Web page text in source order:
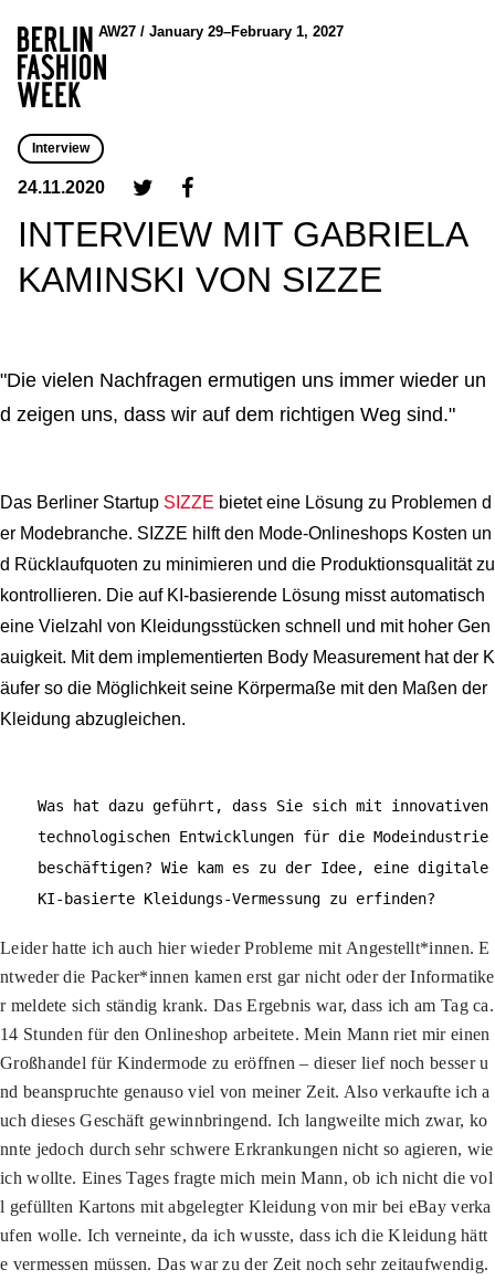
AW27 / January 29–February 1, 2027
Interview
24.11.2020
INTERVIEW MIT GABRIELA
KAMINSKI VON SIZZE
"Die vielen Nachfragen ermutigen uns immer wieder un
d zeigen uns, dass wir auf dem richtigen Weg sind."
Das Berliner Startup SIZZE bietet eine Lösung zu Problemen d
er Modebranche. SIZZE hilft den Mode-Onlineshops Kosten un
d Rücklaufquoten zu minimieren und die Produktionsqualität zu
kontrollieren. Die auf KI-basierende Lösung misst automatisch
eine Vielzahl von Kleidungsstücken schnell und mit hoher Gen
auigkeit. Mit dem implementierten Body Measurement hat der K
äufer so die Möglichkeit seine Körpermaße mit den Maßen der
Kleidung abzugleichen.
Was hat dazu geführt, dass Sie sich mit innovativen
technologischen Entwicklungen für die Modeindustrie
beschäftigen? Wie kam es zu der Idee, eine digitale
KI-basierte Kleidungs-Vermessung zu erfinden?
Leider hatte ich auch hier wieder Probleme mit Angestellt*innen. E
ntweder die Packer*innen kamen erst gar nicht oder der Informatike
r meldete sich ständig krank. Das Ergebnis war, dass ich am Tag ca.
14 Stunden für den Onlineshop arbeitete. Mein Mann riet mir einen
Großhandel für Kindermode zu eröffnen – dieser lief noch besser u
nd beanspruchte genauso viel von meiner Zeit. Also verkaufte ich a
uch dieses Geschäft gewinnbringend. Ich langweilte mich zwar, ko
nnte jedoch durch sehr schwere Erkrankungen nicht so agieren, wie
ich wollte. Eines Tages fragte mich mein Mann, ob ich nicht die vol
l gefüllten Kartons mit abgelegter Kleidung von mir bei eBay verka
ufen wolle. Ich verneinte, da ich wusste, dass ich die Kleidung hätt
e vermessen müssen. Das war zu der Zeit noch sehr zeitaufwendig.